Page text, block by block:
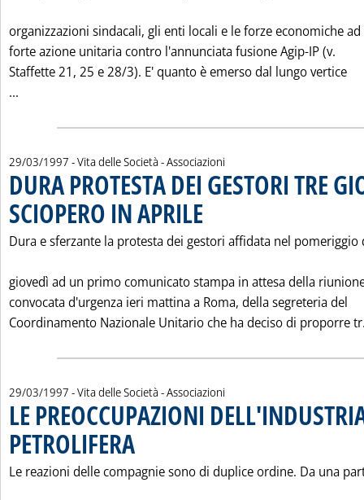
organizzazioni sindacali, gli enti locali e le forze economiche
forte azione unitaria contro l'annunciata fusione Agip-IP (v.
Staffette 21, 25 e 28/3). E' quanto è emerso dal lungo vertice
...
29/03/1997 - Vita delle Società - Associazioni
DURA PROTESTA DEI GESTORI TRE
SCIOPERO IN APRILE
Dura e sferzante la protesta dei gestori affidata nel pomeriggio
giovedì ad un primo comunicato stampa in attesa della
convocata d'urgenza ieri mattina a Roma, della segreteria del
Coordinamento Nazionale Unitario che ha deciso di proporre
29/03/1997 - Vita delle Società - Associazioni
LE PREOCCUPAZIONI
PETROLIFERA
Le reazioni delle compagnie sono di duplice ordine. Da una